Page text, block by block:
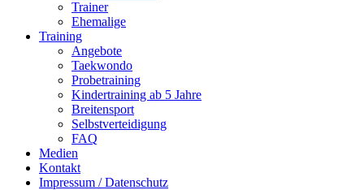
Trainer
Ehemalige
Training
Angebote
Taekwondo
Probetraining
Kindertraining ab 5 Jahre
Breitensport
Selbstverteidigung
FAQ
Medien
Kontakt
Impressum / Datenschutz